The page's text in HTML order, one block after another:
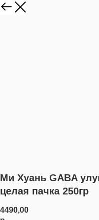
Ми Хуань GABA
целая пачка 250гр
4490,00